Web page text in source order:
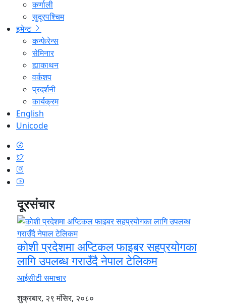
कर्णाली
सुदूरपश्चिम
इभेन्ट
कन्फेरेन्स
सेमिनार
ह्याकाथन
वर्कशप
प्रदर्शनी
कार्यक्रम
English
Unicode
दूरसंचार
कोशी प्रदेशमा अप्टिकल फाइबर सहप्रयोगका
लागि उपलब्ध गराउँदै नेपाल टेलिकम
आईसीटी समाचार
शुक्रबार, २९ मंसिर, २०८०